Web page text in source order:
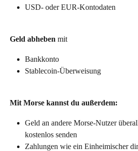
USD- oder EUR-Kontodaten
Geld abheben mit
Bankkonto
Stablecoin-Überweisung
Mit Morse kannst du außerdem:
Geld an andere Morse-Nutzer
kostenlos senden
Zahlungen wie ein Einheimischer